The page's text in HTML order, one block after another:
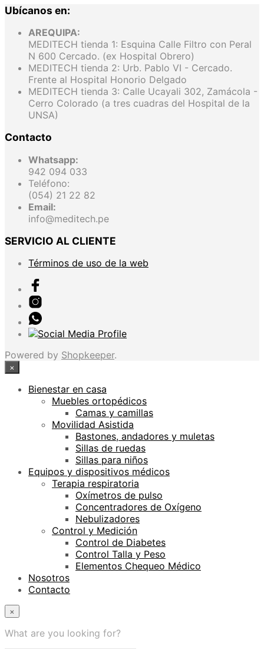
Ubícanos en:
AREQUIPA:
MEDITECH tienda 1: Esquina Calle Filtro con Peral
N 600 Cercado. (ex Hospital Obrero)
MEDITECH tienda 2: Urb. Pablo VI - Cercado.
Frente al Hospital Honorio Delgado
MEDITECH tienda 3: Calle Ucayali 302, Zamácola -
Cerro Colorado (a tres cuadras del Hospital de la
UNSA)
Contacto
Whatsapp:
942 094 033
Teléfono:
(054) 21 22 82
Email:
info@meditech.pe
SERVICIO AL CLIENTE
Términos de uso de la web
Powered by Shopkeeper.
×
Bienestar en casa
Muebles ortopédicos
Camas y camillas
Movilidad Asistida
Bastones, andadores y muletas
Sillas de ruedas
Sillas para niños
Equipos y dispositivos médicos
Terapia respiratoria
Oxímetros de pulso
Concentradores de Oxígeno
Nebulizadores
Control y Medición
Control de Diabetes
Control Talla y Peso
Elementos Chequeo Médico
Nosotros
Contacto
×
What are you looking for?